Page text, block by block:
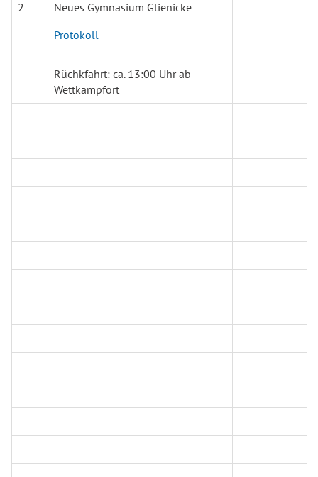
2
Neues Gymnasium Glienicke
Protokoll
Rüchkfahrt: ca. 13:00 Uhr ab
Wettkampfort
Schulverpflegung
Lehrerinnen und Lehrer
Leichtathletik
Tischtennis
Volleyball